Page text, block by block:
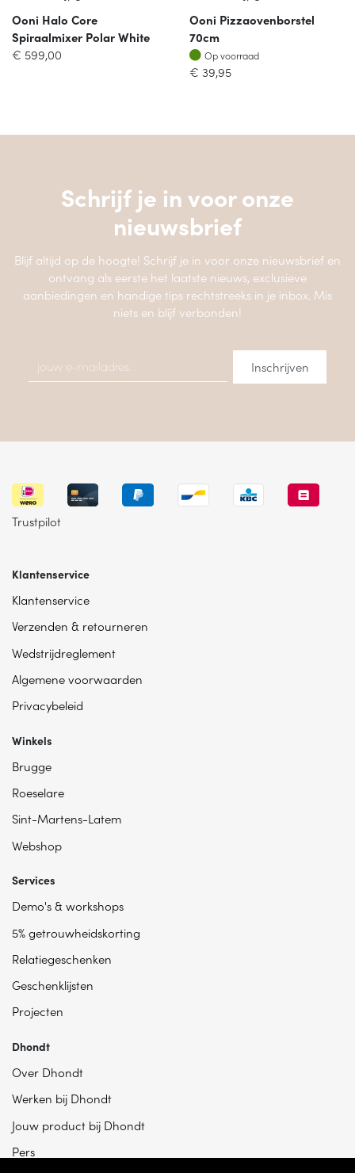
Ooni Halo Core
Spiraalmixer Polar White
€ 599,00
Ooni Pizzaovenborstel
70cm
Op voorraad
Op voorraad
€ 39,95
Schrijf je in voor onze
nieuwsbrief
Blijf altijd op de hoogte! Schrijf je in voor onze nieuwsbrief en
ontvang als eerste het laatste nieuws, exclusieve
aanbiedingen en handige tips rechtstreeks in je inbox. Mis
niets en blijf verbonden!
Trustpilot
Klantenservice
Klantenservice
Verzenden & retourneren
Wedstrijdreglement
Algemene voorwaarden
Privacybeleid
Winkels
Brugge
Roeselare
Sint-Martens-Latem
Webshop
Services
Demo's & workshops
5% getrouwheidskorting
Relatiegeschenken
Geschenklijsten
Projecten
Dhondt
Over Dhondt
Werken bij Dhondt
Jouw product bij Dhondt
Pers